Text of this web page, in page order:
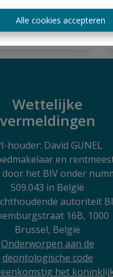
Alle cookies accepteren
Wettelijke
vermeldingen
-houder: David GUNEL
en
door het BIV onder
509.043 in België
autoriteit
16B, 1000
Brussel, België
Onderworpen aan de
deontologische code
het